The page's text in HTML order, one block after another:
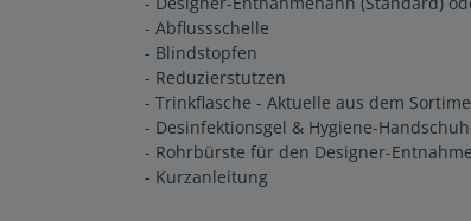
- Abflussschelle
- Blindstopfen
- Reduzierstutzen
- Trinkflasche - Aktuelle aus dem
- Desinfektionsgel & Hygiene-
- Rohrbürste für den Designer-
- Kurzanleitung